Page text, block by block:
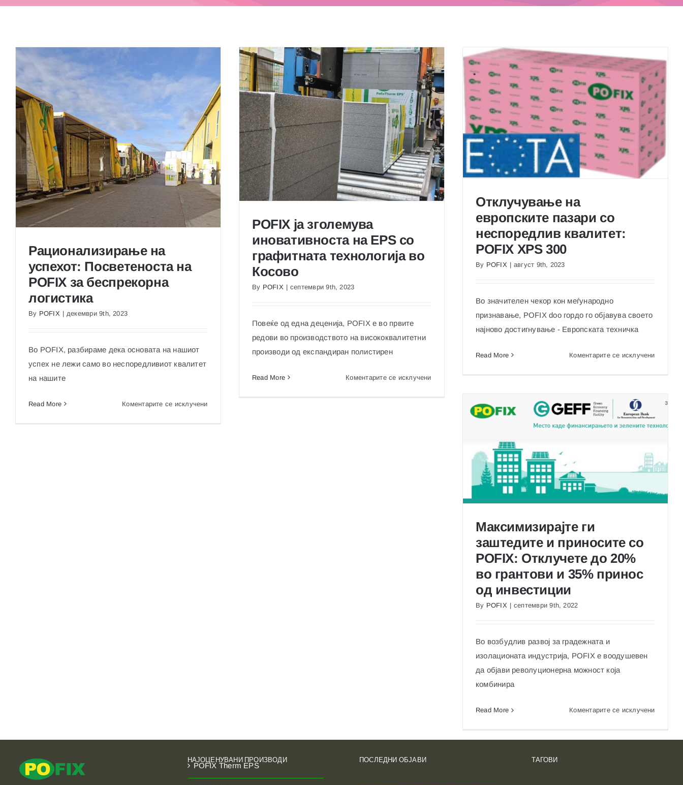
POFLUID – Others
Докажана изолација за животните простори.
Економичен, ефикасен, секаде. Доверливи во
домовите, канцелариите, училиштата и пошироко за
несовладувана топлинска ефикасност, заштеда на
трошоци и разновидна примена од покриви на подови.
Рационализирање на
успехот: Посветеноста на
POFIX за беспрекорна
логистика
By POFIX | декември 9th, 2023
Во POFIX, разбираме дека основата на нашиот
успех не лежи само во неспоредливиот квалитет
на нашите
Read More Коментарите се исклученина
POFIX ја зголемува иновативноста на EPS со
POFIX ја зголемува
иновативноста на EPS со
графитната технологија во
Косово
By POFIX | септември 9th, 2023
Повеќе од една деценија, POFIX е во првите
редови во производството на висококвалитетни
производи од експандиран полистирен
Read More Коментарите се исклученина
Отклучување на европските пазари со
неспоредлив квалитет: POFIX XPS 300
Отклучување на
европските пазари со
неспоредлив квалитет:
POFIX XPS 300
By POFIX | август 9th, 2023
Во значителен чекор кон меѓународно
признавање, POFIX doo гордо го објавува своето
најново достигнување - Европската техничка
Read More Коментарите се исклученина
пазари
со
XPS
Максимизирајте ги заштедите и приносите со
POFIX: Отклучете до 20% во грантови и 35%
принос од инвестиции
Максимизирајте ги
заштедите и приносите со
POFIX: Отклучете до 20%
во грантови и 35% принос
од инвестиции
By POFIX | септември 9th, 2022
Во возбудлив развој за градежната и
изолационата индустрија, POFIX е воодушевен
да објави револуционерна можност која
комбинира
Read More Коментарите се исклученина
НАЈОЦЕНУВАНИ ПРОИЗВОДИ
POFIX Therm EPS ПОСЛЕДНИ ОБЈАВИ ТАГОВИ